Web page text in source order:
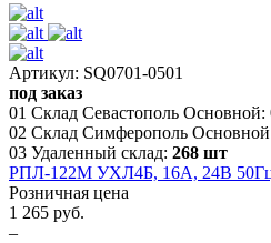
Артикул: SQ0701-0501
под заказ
01 Склад Севастополь Основной:
02 Склад Симферополь
03 Удаленный склад: 268 шт
РПЛ-122М УХЛ4Б, 16А, 24В
Розничная цена
1 265 руб.
–